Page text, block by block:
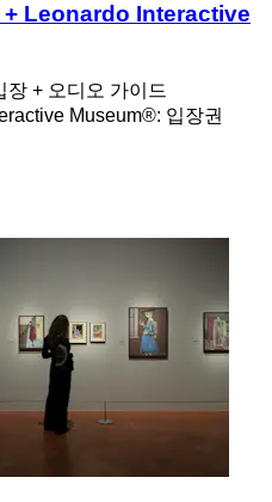
+ Leonardo Interactive
장 + 오디오 가이드
Museum®: 입장권